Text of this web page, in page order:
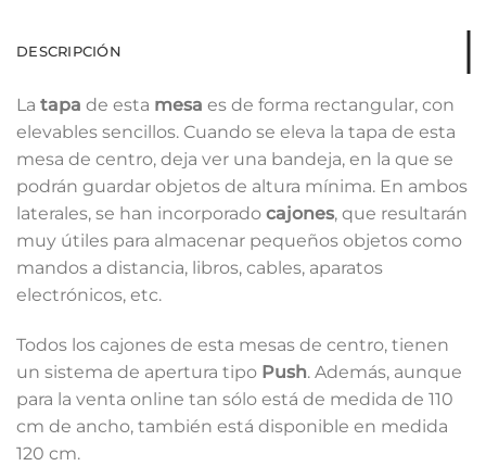
DESCRIPCIÓN
La tapa de esta mesa es de forma rectangular, con
elevables sencillos. Cuando se eleva la tapa de esta
mesa de centro, deja ver una bandeja, en la que se
podrán guardar objetos de altura mínima. En ambos
laterales, se han incorporado cajones, que resultarán
muy útiles para almacenar pequeños objetos como
mandos a distancia, libros, cables, aparatos
electrónicos, etc.
Todos los cajones de esta mesas de centro, tienen
un sistema de apertura tipo Push. Además, aunque
para la venta online tan sólo está de medida de 110
cm de ancho, también está disponible en medida
120 cm.